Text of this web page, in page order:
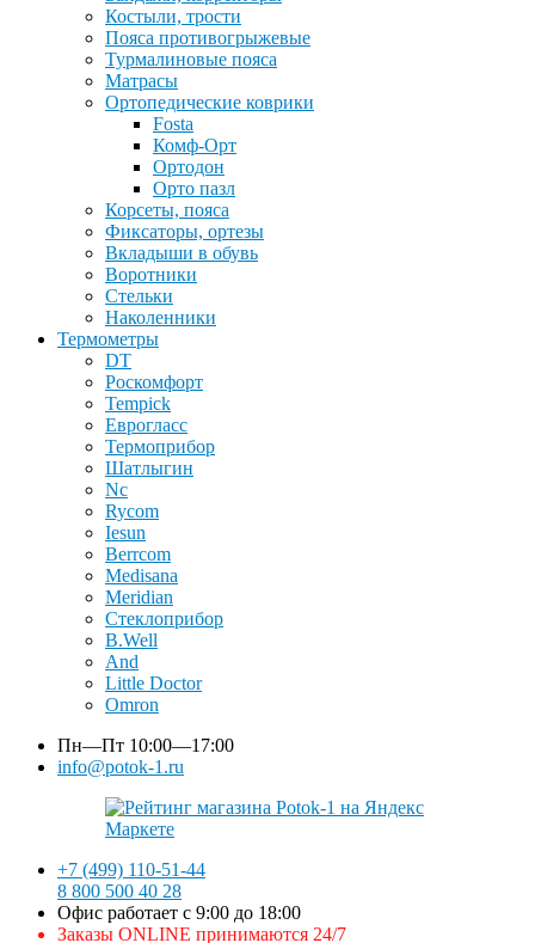
Костыли, трости
Пояса противогрыжевые
Турмалиновые пояса
Матрасы
Ортопедические коврики
Fosta
Комф-Орт
Ортодон
Орто пазл
Корсеты, пояса
Фиксаторы, ортезы
Вкладыши в обувь
Воротники
Стельки
Наколенники
Термометры
DT
Роскомфорт
Tempick
Еврогласс
Термоприбор
Шатлыгин
Nc
Rycom
Iesun
Berrcom
Medisana
Meridian
Стеклоприбор
B.Well
And
Little Doctor
Omron
Пн—Пт 10:00—17:00
info@potok-1.ru
+7 (499) 110-51-44
8 800 500 40 28
Офис работает с 9:00 до 18:00
Заказы ONLINE принимаются 24/7